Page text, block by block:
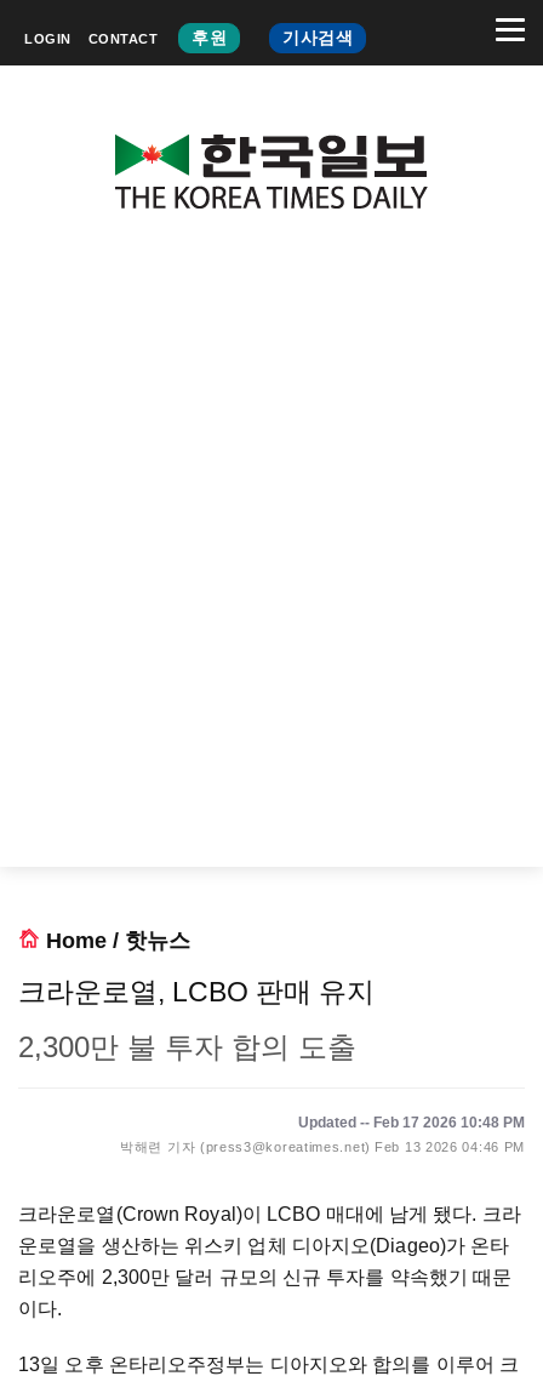
LOGIN CONTACT 후원 기사검색
Home / 핫뉴스
크라운로열, LCBO 판매 유지
2,300만 불 투자 합의 도출
Updated -- Feb 17 2026 10:48 PM
박해련 기자 (press3@koreatimes.net) Feb 13 2026 04:46 PM
크라운로열(Crown Royal)이 LCBO 매대에 남게 됐다. 크라
운로열을 생산하는 위스키 업체 디아지오(Diageo)가 온타
리오주에 2,300만 달러 규모의 신규 투자를 약속했기 때문
이다.
13일 오후 온타리오주정부는 디아지오와 합의를 이루어 크